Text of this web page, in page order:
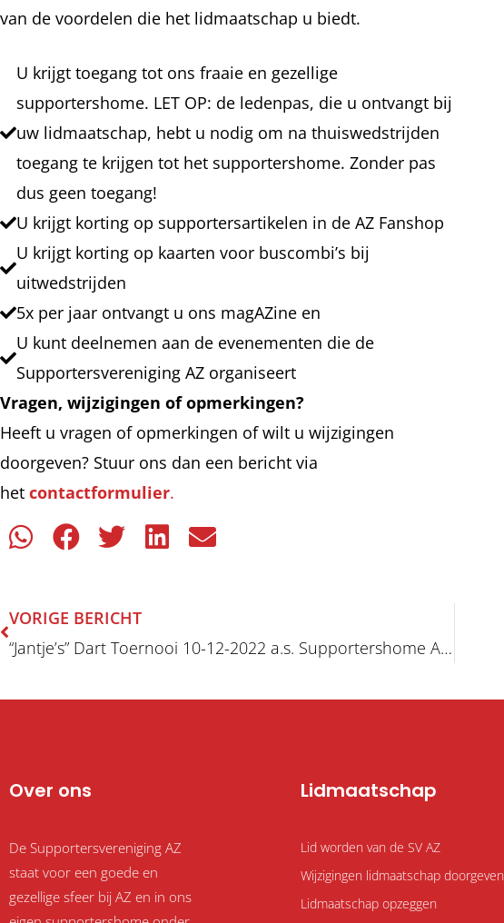
van de voordelen die het lidmaatschap u biedt.
U krijgt toegang tot ons fraaie en gezellige
supportershome. LET OP: de ledenpas, die u ontvangt bij
uw lidmaatschap, hebt u nodig om na thuiswedstrijden
toegang te krijgen tot het supportershome. Zonder pas
dus geen toegang!
U krijgt korting op supportersartikelen in de AZ Fanshop
U krijgt korting op kaarten voor buscombi’s bij
uitwedstrijden
5x per jaar ontvangt u ons magAZine en
U kunt deelnemen aan de evenementen die de
Supportersvereniging AZ organiseert
Vragen, wijzigingen of opmerkingen?
Heeft u vragen of opmerkingen of wilt u wijzigingen
doorgeven? Stuur ons dan een bericht via
het contactformulier.
VORIGE BERICHT
“Jantje’s” Dart Toernooi 10-12-2022 a.s. Supportershome AZ-Alkmaar
Over ons
De Supportersvereniging AZ
staat voor een goede en
gezellige sfeer bij AZ en in ons
Lidmaatschap
Lid worden van de SV AZ
Wijzigingen lidmaatschap doorgeven
Lidmaatschap opzeggen